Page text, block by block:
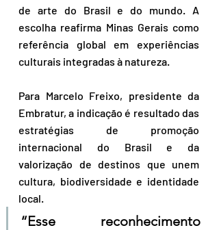
de arte do Brasil e do mundo. A
escolha reafirma Minas Gerais como
referência global em experiências
culturais integradas à natureza.
Para Marcelo Freixo, presidente da
Embratur, a indicação é resultado das
estratégias de promoção
internacional do Brasil e da
valorização de destinos que unem
cultura, biodiversidade e identidade
local.
“Esse reconhecimento